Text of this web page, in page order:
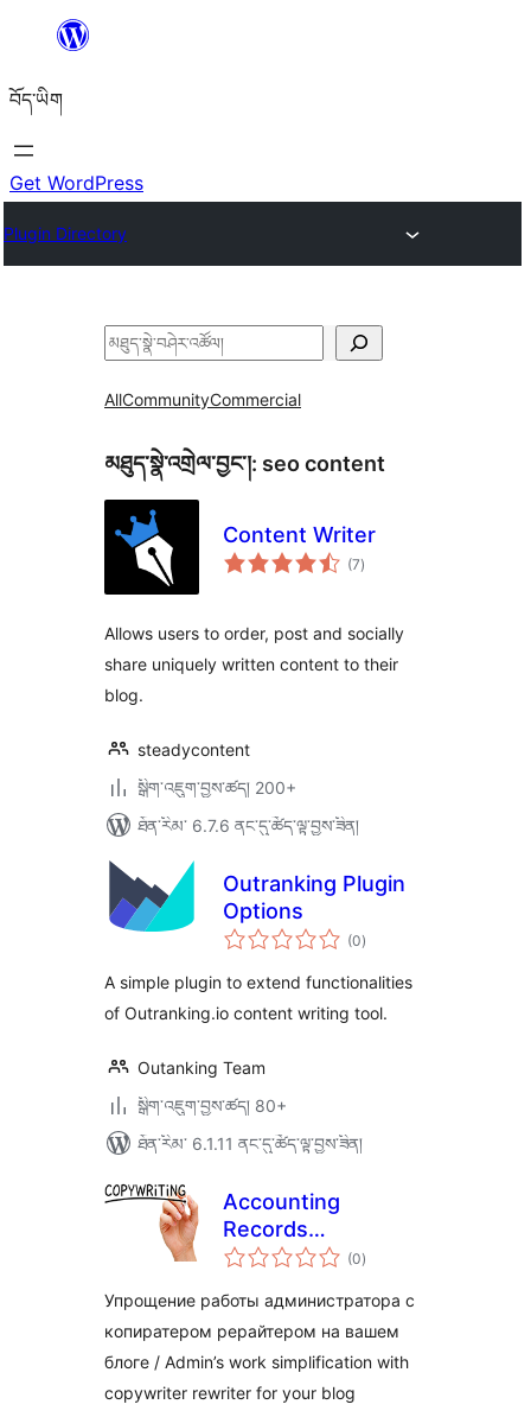
content
བོད་ཡིག
Get WordPress
Plugin Directory
བཤེར་
AllCommunityCommercial
མཐུད་སྣེ་འགྲེལ་བྱང་།: seo content
Content Writer
(7གདེང་
འཇོག་
)
Allows users to order, post and socially
share uniquely written content to their
blog.
steadycontent
སྒྲིག་འཇུག་བྱས་ཚད། 200+
ཐོན་རིམ་ 6.7.6 ནང་དུ་ཚོད་ལྟ་བྱས་ཟིན།
Outranking Plugin
Options
(0གདེང་
འཇོག་
ཚང་།
)
A simple plugin to extend functionalities
of Outranking.io content writing tool.
Outanking Team
སྒྲིག་འཇུག་བྱས་ཚད། 80+
ཐོན་རིམ་ 6.1.11 ནང་དུ་ཚོད་ལྟ་བྱས་ཟིན།
Accounting
Records
Copywriter
(0གདེང་
འཇོག་
ཚང་།
)
Упрощение работы администратора с
копиратером рерайтером на вашем
блоге / Admin’s work simplification with
copywriter rewriter for your blog